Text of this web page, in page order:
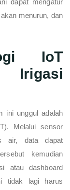
dapat mengatur
menurun, dan
IoT
ini unggul adalah
Melalui sensor
air, data dapat
kemudian
atau dashboard
tidak lagi harus